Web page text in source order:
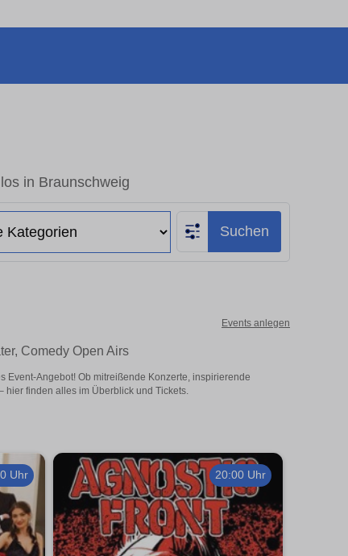
in Braunschweig
Suchen
Events anlegen
Comedy Open Airs
Angebot! Ob mitreißende Konzerte, inspirierende
finden alles im Überblick und Tickets.
Uhr 20:00 Uhr